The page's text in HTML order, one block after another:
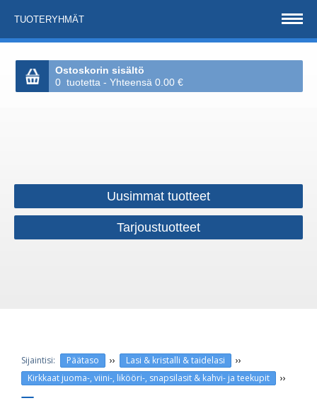
TUOTERYHMÄT
Ostoskorin sisältö
0 tuotetta - Yhteensä 0.00 €
Uusimmat tuotteet
Tarjoustuotteet
Päätaso ›› Lasi & kristalli & taidelasi ››
Kirkkaat juoma-, viini-, likööri-, snapsilasit & kahvi- ja teekupit ››